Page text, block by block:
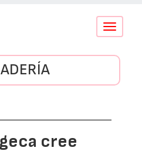
Conmutar
cree